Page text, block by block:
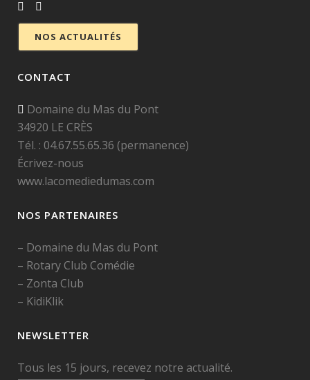
NOS ACTUALITÉS
CONTACT
Domaine du Mas du Pont
34920 LE CRÈS
Tél. : 04.67.55.65.36 (permanence)
Écrivez-nous
www.lacomediedumas.com
NOS PARTENAIRES
– Domaine du Mas du Pont
– Rotary Club Comédie
– Zonta Club
– KidiKlik
NEWSLETTER
Tous les 15 jours, recevez notre actualité.